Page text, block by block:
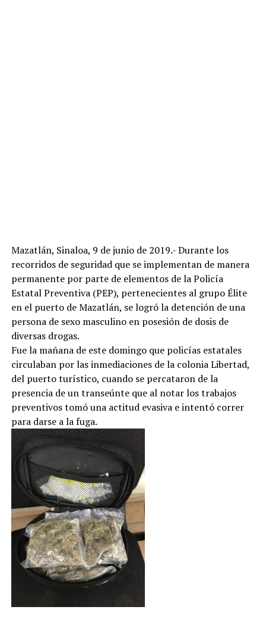
Mazatlán, Sinaloa, 9 de junio de 2019.- Durante los
recorridos de seguridad que se implementan de manera
permanente por parte de elementos de la Policía
Estatal Preventiva (PEP), pertenecientes al grupo Élite
en el puerto de Mazatlán, se logró la detención de una
persona de sexo masculino en posesión de dosis de
diversas drogas.
Fue la mañana de este domingo que policías estatales
circulaban por las inmediaciones de la colonia Libertad,
del puerto turístico, cuando se percataron de la
presencia de un transeúnte que al notar los trabajos
preventivos tomó una actitud evasiva e intentó correr
para darse a la fuga.